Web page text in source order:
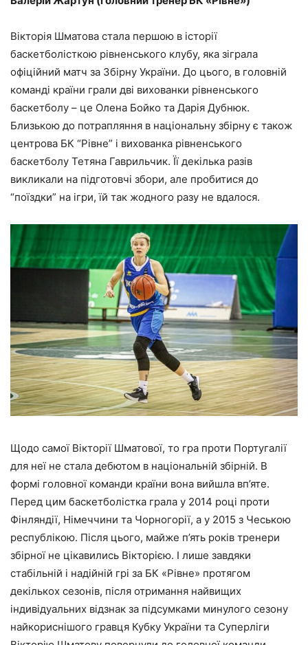
Вікторія Шматова стала першою в історії
баскетболісткою рівненського клубу, яка зіграла
офіційний матч за Збірну України. До цього, в головній
команді країни грали дві вихованки рівненського
баскетболу – це Олена Бойко та Дарія Дубнюк.
Близькою до потрапляння в національну збірну є також
центрова БК “Рівне” і вихованка рівненського
баскетболу Тетяна Гаврильчик. Її декілька разів
викликали на підготовчі збори, але пробитися до
“поїздки” на ігри, їй так жодного разу не вдалося.
Щодо самої Вікторії Шматової, то гра проти Португалії
для неї не стала дебютом в національній збірній. В
формі головної команди країни вона вийшла вп’яте.
Перед цим баскетболістка грала у 2014 році проти
Фінляндії, Німеччини та Чорногорії, а у 2015 з Чеською
республікою. Після цього, майже п’ять років тренери
збірної не цікавились Вікторією. І лише завдяки
стабільній і надійній грі за БК «Рівне» протягом
декількох сезонів, після отримання найвищих
індивідуальних відзнак за підсумками минулого сезону
найкориснішого гравця Кубку України та Суперліги